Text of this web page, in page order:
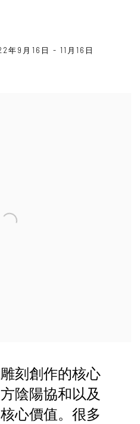
年9月16日 - 11月16日
刻創作的核心
陰陽協和以及
心價值。很多